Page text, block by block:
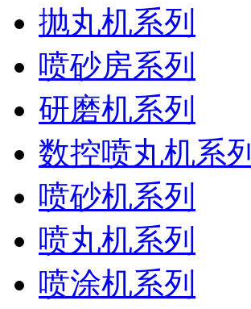
抛丸机系列
喷砂房系列
研磨机系列
数控喷丸机系列
喷砂机系列
喷丸机系列
喷涂机系列